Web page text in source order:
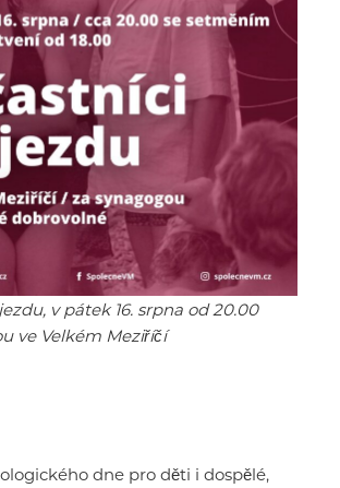
v pátek 16. srpna od 20.00
ve Velkém Meziříčí
dne pro děti i dospělé,